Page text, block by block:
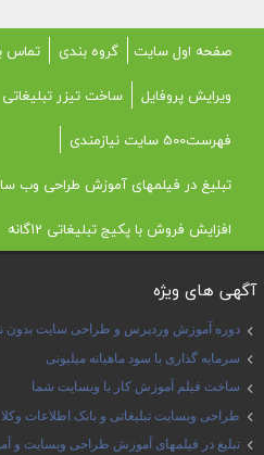
صفحه اول سایت گروه بندی تماس
ویرایش پروفایل
ساخت تیزر تبلیغاتی
فهرست500 سایت نیازمندی
تبلیغ در فیلمهای آموزش طراحی وب
افزایش فروش با پکیج تبلیغاتی 12گانه
آگهی های ویژه
دوره آموزش وردپرس و طراحی سایت بدون
سرمایه گذاری با سود ماهیانه میلیونی
ساخت فیلم آموزش کار با وبسایت شما
طراحی وبسایت تبلیغاتی و بانک اطلاعات وکلا
تبلیغ در فیلمهای آموزش طراحی وبسایت و